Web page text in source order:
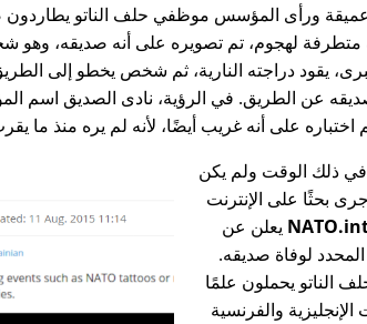
ورأى المؤسس موظفي حلف الناتو يطاردون
متطرفة لهجوم، تم تصويره على أنه صديقه، وهو
يقود دراجته النارية، ثم شخص يخطو إلى
عن الطريق. في الرؤية، نادى الصديق اسم
على أنه غريب أيضًا، لأنه لم يره منذ ما يقرب من 7
ذلك الوقت ولم يكن
بحثًا على الإنترنت
يعلن عن
لوفاة صديقه.
الناتو يحملون علمًا
والفرنسية